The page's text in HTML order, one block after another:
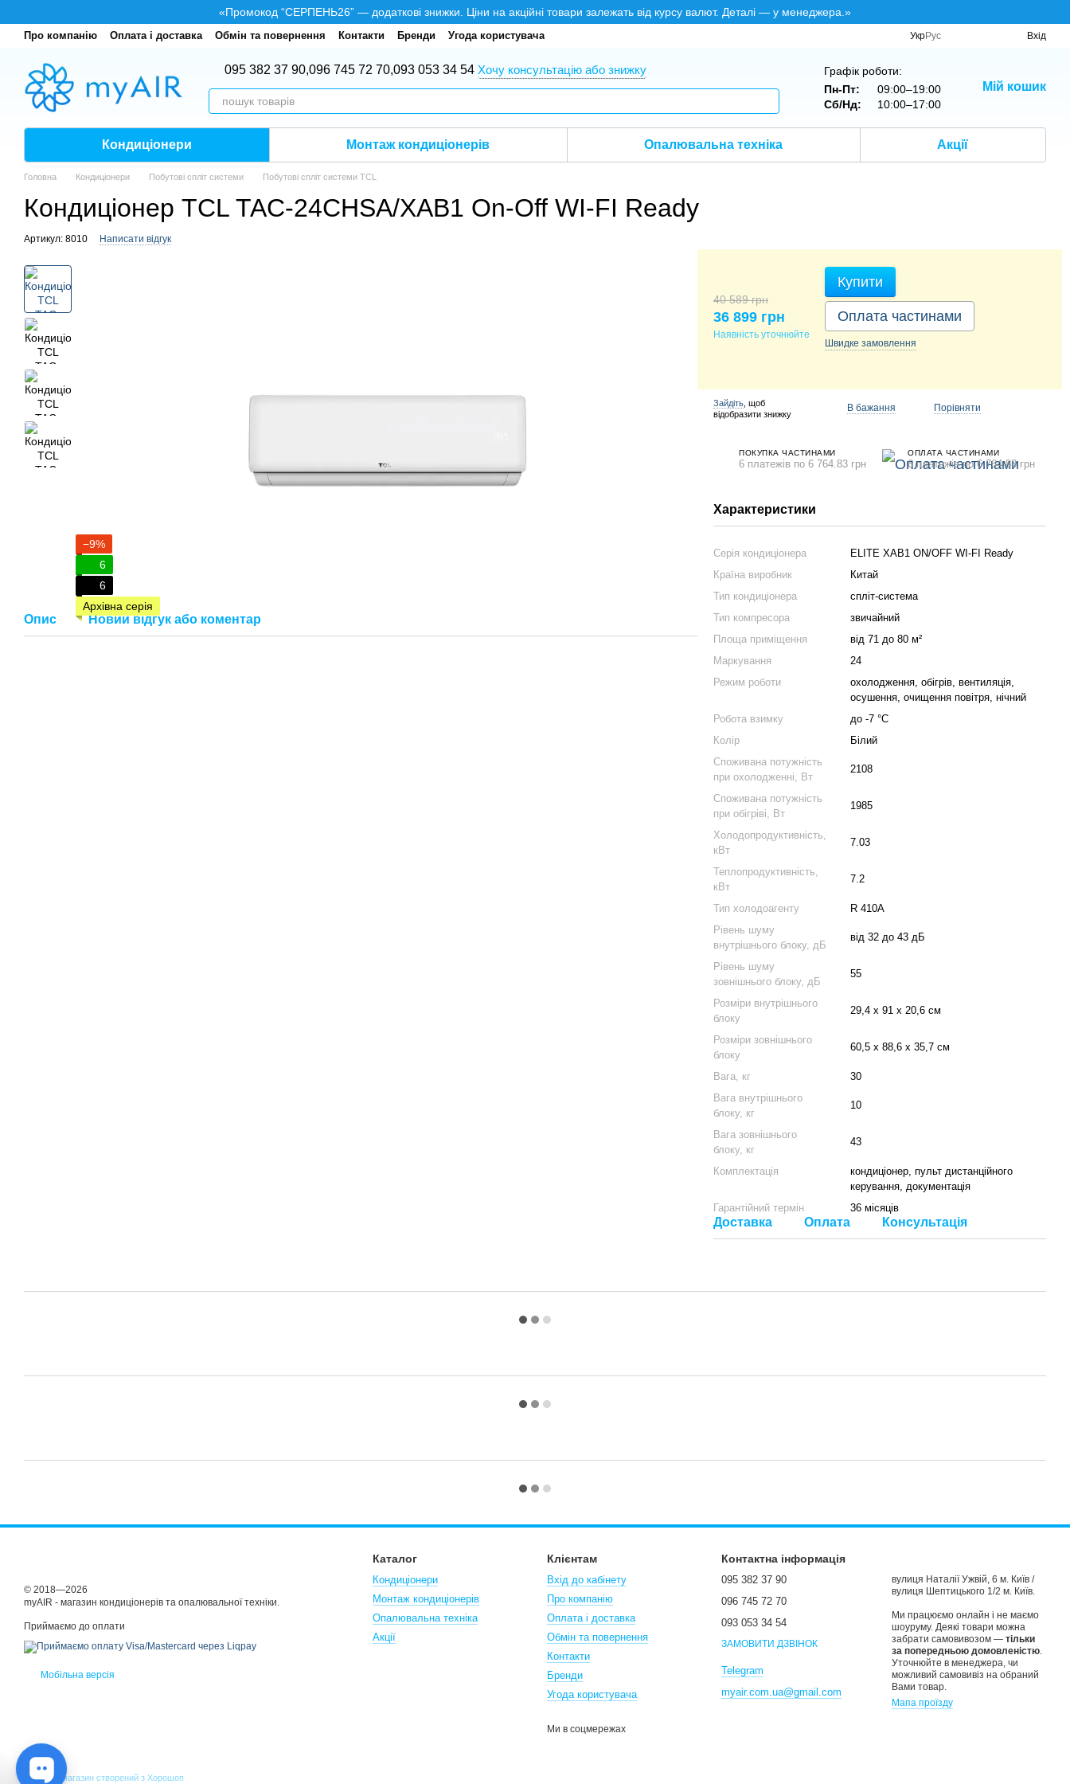
«Промокод “СЕРПЕНЬ26” — додаткові знижки. Ціни на акційні товари залежать від курсу валют. Деталі — у менеджера.»
Про компанію Оплата і доставка Обмін та повернення Контакти Бренди Угода користувача УкрРус Вхід
095 382 37 90,096 745 72 70,093 053 34 54 Хочу консультацію або знижку
Графік роботи:
Пн-Пт:
09:00–19:00
Сб/Нд:
10:00–17:00
Мій кошик
Кондиціонери Монтаж кондиціонерів Опалювальна техніка Акції
Головна Кондиціонери Побутові спліт системи Побутові спліт системи TCL
Кондиціонер TCL TAC-24CHSA/XAB1 On-Off WI-FI Ready
Артикул: 8010 Написати відгук
−9%
6
6
Архівна серія
Опис Новий відгук або коментар
40 589 грн
36 899 грн
Наявність уточнюйте
Купити
Оплата частинами
Швидке замовлення
Зайдіть , щоб
відобразити знижку
В бажання Порівняти
ПОКУПКА ЧАСТИНАМИ
6 платежів по 6 764.83 грн
ОПЛАТА ЧАСТИНАМИ
6 платежів по 6 764.83 грн
Характеристики
Серія кондиціонера
ELITE XAB1 ON/OFF WI-FI Ready
Країна виробник
Китай
Тип кондиціонера
спліт-система
Тип компресора
звичайний
Площа приміщення
від 71 до 80 м²
Маркування
24
Режим роботи
охолодження, обігрів, вентиляція,
осушення, очищення повітря, нічний
Робота взимку
до -7 °C
Колір
Білий
Споживана потужність
при охолодженні, Вт
2108
Споживана потужність
при обігріві, Вт
1985
Холодопродуктивність,
кВт
7.03
Теплопродуктивність,
кВт
7.2
Тип холодоагенту
R 410A
Рівень шуму
внутрішнього блоку, дБ
від 32 до 43 дБ
Рівень шуму
зовнішнього блоку, дБ
55
Розміри внутрішнього
блоку
29,4 х 91 х 20,6 см
Розміри зовнішнього
блоку
60,5 х 88,6 х 35,7 см
Вага, кг
30
Вага внутрішнього
блоку, кг
10
Вага зовнішнього
блоку, кг
43
Комплектація
кондиціонер, пульт дистанційного
керування, документація
Гарантійний термін
36 місяців
Доставка Оплата Консультація
© 2018—2026
myAIR - магазин кондиціонерів та опалювальної техніки.
Приймаємо до оплати
Мобільна версія
Інтернет-магазин створений з Хорошоп
Каталог
Кондиціонери
Монтаж кондиціонерів
Опалювальна техніка
Акції
Клієнтам
Вхід до кабінету
Про компанію
Оплата і доставка
Обмін та повернення
Контакти
Бренди
Угода користувача
Ми в соцмережах
Контактна інформація
095 382 37 90
096 745 72 70
093 053 34 54
ЗАМОВИТИ ДЗВІНОК
Telegram
myair.com.ua@gmail.com
вулиця Наталії Ужвій, 6 м. Київ /
вулиця Шептицького 1/2 м. Київ.
Ми працюємо онлайн і не маємо
шоуруму. Деякі товари можна
забрати самовивозом — тільки
за попередньою домовленістю.
Уточнюйте в менеджера, чи
можливий самовивіз на обраний
Вами товар.
Мапа проїзду